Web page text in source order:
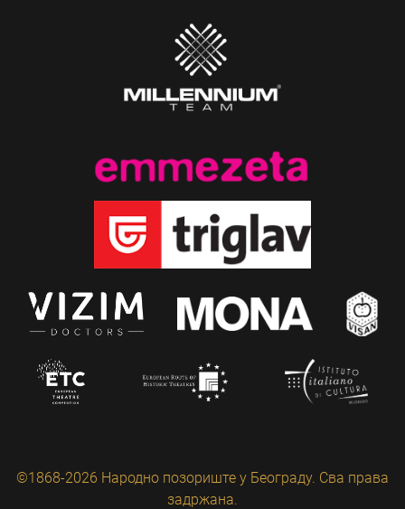
©1868-2026 Народно позориште у Београду. Сва права
задржана.